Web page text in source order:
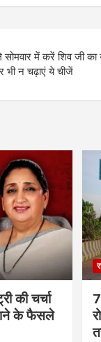
में करें शिव जी का
भी न चढ़ाएं ये चीजें
की चर्चा
के फैसले